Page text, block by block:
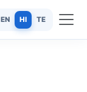
EN HI TE